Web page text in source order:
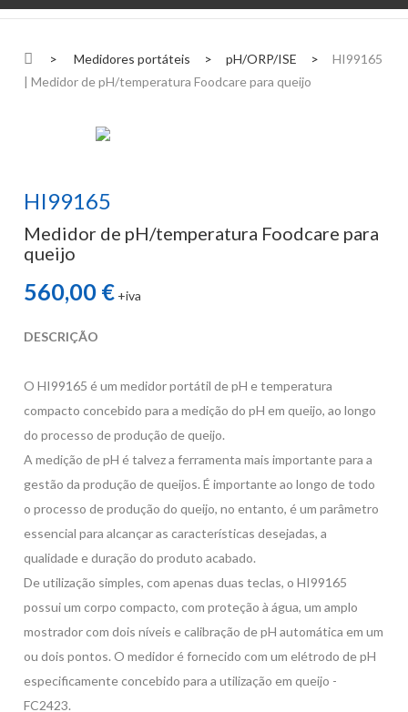
> Medidores portáteis > pH/ORP/ISE >
HI99165
| Medidor de pH/temperatura Foodcare para queijo
HI99165
Medidor de pH/temperatura Foodcare para
queijo
560,00 € +iva
DESCRIÇÃO
O HI99165 é um medidor portátil de pH e temperatura
compacto concebido para a medição do pH em queijo, ao longo
do processo de produção de queijo.
A medição de pH é talvez a ferramenta mais importante para a
gestão da produção de queijos. É importante ao longo de todo
o processo de produção do queijo, no entanto, é um parâmetro
essencial para alcançar as características desejadas, a
qualidade e duração do produto acabado.
De utilização simples, com apenas duas teclas, o HI99165
possui um corpo compacto, com proteção à água, um amplo
mostrador com dois níveis e calibração de pH automática em um
ou dois pontos. O medidor é fornecido com um elétrodo de pH
especificamente concebido para a utilização em queijo -
FC2423.